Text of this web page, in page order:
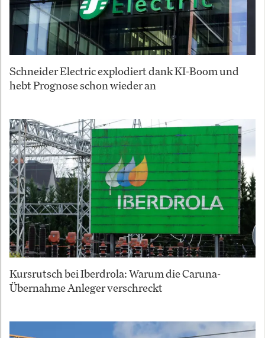
Schneider Electric explodiert dank KI-Boom und
hebt Prognose schon wieder an
Kursrutsch bei Iberdrola: Warum die Caruna-
Übernahme Anleger verschreckt